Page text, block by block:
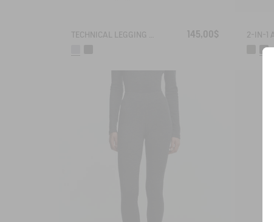
TECHNICAL LEGGING UVC DRY FAST TEXTILE® 145,00$